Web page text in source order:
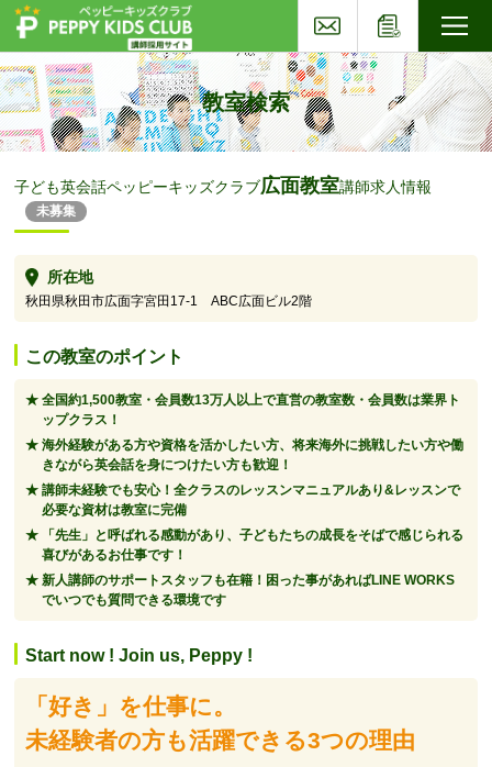
教室検索
子ども英会話ペッピーキッズクラブ広面教室講師求人情報
未募集
所在地
秋田県秋田市広面字宮田17-1 ABC広面ビル2階
この教室のポイント
全国約1,500教室・会員数13万人以上で直営の教室数・会員数は業界ト
ップクラス！
海外経験がある方や資格を活かしたい方、将来海外に挑戦したい方や働
きながら英会話を身につけたい方も歓迎！
講師未経験でも安心！全クラスのレッスンマニュアルあり&レッスンで
必要な資材は教室に完備
「先生」と呼ばれる感動があり、子どもたちの成長をそばで感じられる
喜びがあるお仕事です！
新人講師のサポートスタッフも在籍！困った事があればLINE WORKS
でいつでも質問できる環境です
Start now ! Join us, Peppy !
「好き」を仕事に。
未経験者の方も活躍できる3つの理由